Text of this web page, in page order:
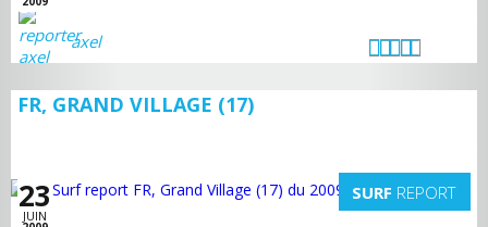
axel
FR, GRAND VILLAGE (17)
23
JUIN
SURF REPORT